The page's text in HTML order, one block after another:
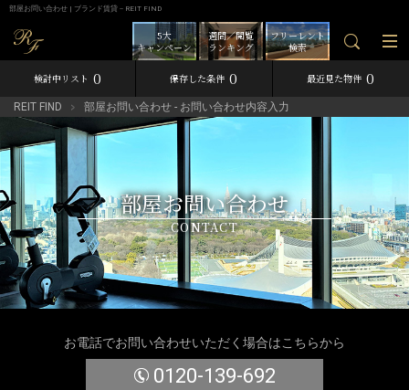
部屋お問い合わせ | ブランド賃貸－REIT FIND
フリーレント
検索
週間／閲覧
ランキング
5大
キャンペーン
検討中リスト 0 保存した条件 0 最近見た物件 0
REIT FIND 部屋お問い合わせ - お問い合わせ内容入力
部屋お問い合わせ
CONTACT
お電話でお問い合わせいただく場合はこちらから
0120-139-692